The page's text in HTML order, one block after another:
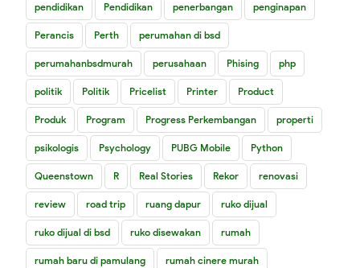
pendidikan Pendidikan penerbangan penginapan
Perancis Perth perumahan di bsd
perumahanbsdmurah perusahaan Phising php
politik Politik Pricelist Printer Product
Produk Program Progress Perkembangan properti
psikologis Psychology PUBG Mobile Python
Queenstown R Real Stories Rekor renovasi
review road trip ruang dapur ruko dijual
ruko dijual di bsd ruko disewakan rumah
rumah baru di pamulang rumah cinere murah